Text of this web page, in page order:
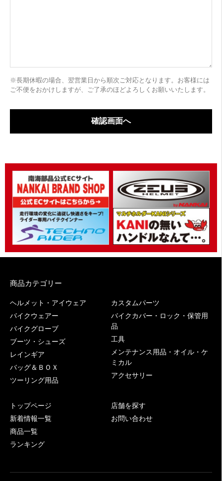
※長期休暇の場合、翌営業日から順次ご対応となります。お客様には
ご不便をおかけしますが、ご了承のほどよろしくお願いいたします。
商品カテゴリー
ヘルメット・アイウェア
バイクウェアー
バイクグローブ
ブーツ・シューズ
レインギア
バッグ＆ＢＯＸ
ツーリング用品
カスタムパーツ
バイクカバー・ロック・保管用
品
工具
メンテナンス用品・オイル・ケ
ミカル
アクセサリー
トップページ
新着情報一覧
商品一覧
ランキング
店舗を探す
お問い合わせ